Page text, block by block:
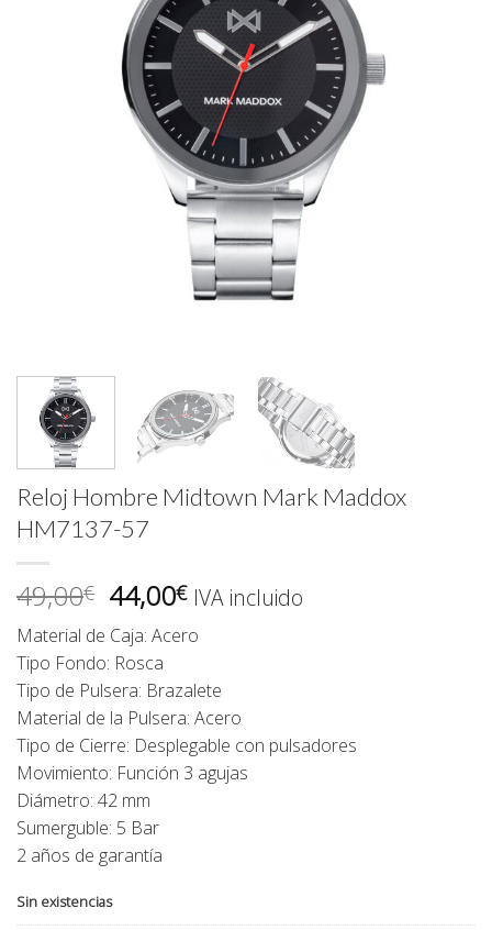
Reloj Hombre Midtown Mark Maddox
HM7137-57
49,00€ El
precio
original
era:
49,00€.
44,00€El
actual
44,00€.
IVA incluido
Material de Caja: Acero
Tipo Fondo: Rosca
Tipo de Pulsera: Brazalete
Material de la Pulsera: Acero
Tipo de Cierre: Desplegable con pulsadores
Movimiento: Función 3 agujas
Diámetro: 42 mm
Sumerguble: 5 Bar
2 años de garantía
Sin existencias